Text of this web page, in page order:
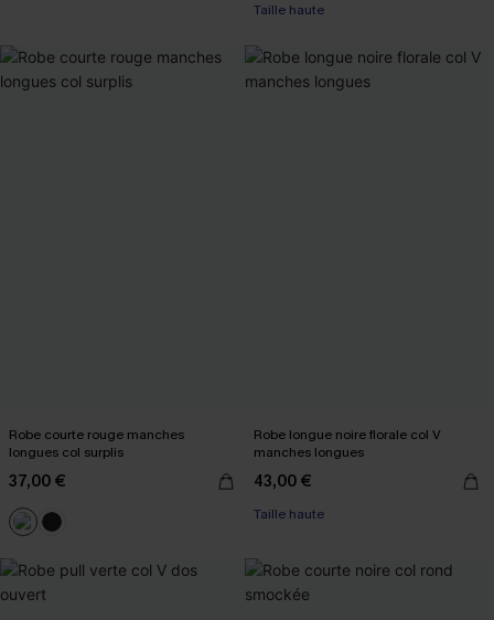
Taille haute
Robe courte rouge manches
longues col surplis
37,00 €
Robe longue noire florale col V
manches longues
43,00 €
Taille haute